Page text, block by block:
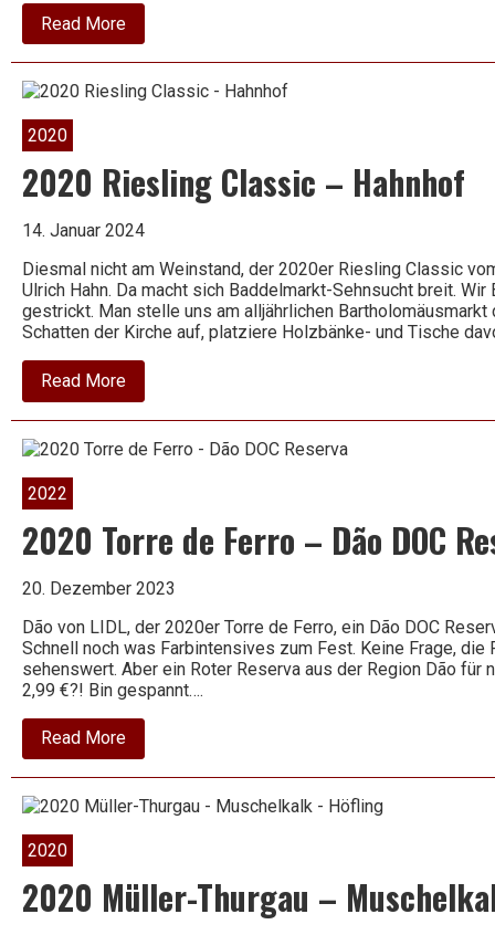
Read Moreabout
2020
Weissburgunder
Breitengrad
Berg
–
2020
2020 Riesling Classic – Hahnhof
14. Januar 2024
Diesmal nicht am Weinstand, der 2020er Riesling Classic
Ulrich Hahn. Da macht sich Baddelmarkt-Sehnsucht breit.
gestrickt. Man stelle uns am alljährlichen Bartholomäusmarkt
Schatten der Kirche auf, platziere Holzbänke- und Tische
Read Moreabout
2020
Riesling
–
2022
2020 Torre de Ferro – Dão DOC
20. Dezember 2023
Dão von LIDL, der 2020er Torre de Ferro, ein Dão DOC
Schnell noch was Farbintensives zum Fest. Keine Frage, die
sehenswert. Aber ein Roter Reserva aus der Region Dão
2,99 €?! Bin gespannt….
Read Moreabout
2020
Torre
Ferro
2020
2020 Müller-Thurgau –